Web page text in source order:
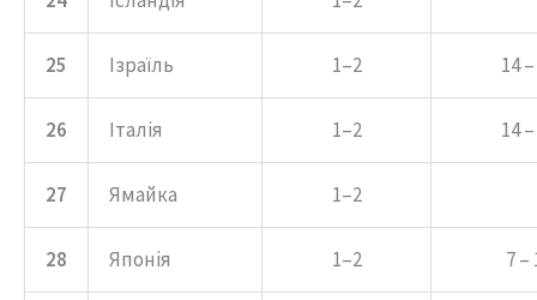
25 Ізраїль 1–2 14
26 Італія 1–2 14
27 Ямайка 1–2
28 Японія 1–2 7 –